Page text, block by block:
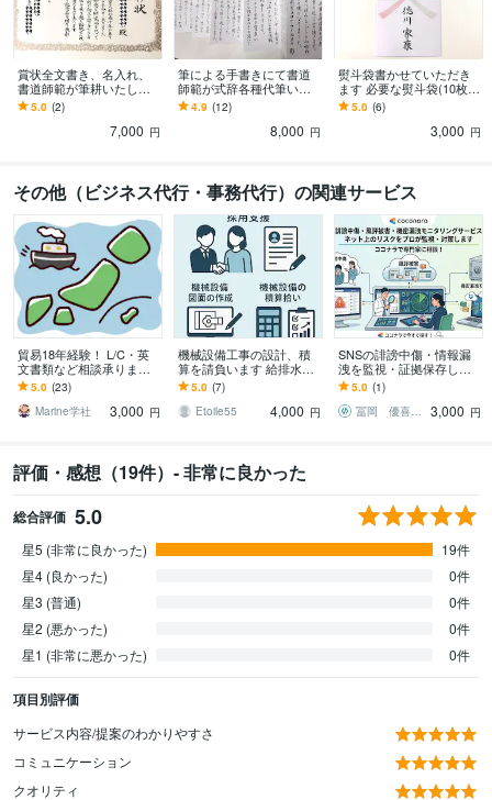
賞状全文書き、名入れ、
書道師範が筆耕いたしま
す 書道師範が、感謝状や
表彰状など手書き毛筆文
字にて筆耕します。
5.0 (2)
7,000 円
筆による手書きにて書道
師範が式辞各種代筆いた
します 謝辞、祝辞など、
筆耕のプロが心を込めて
丁寧に筆耕いたします。
4.9 (12)
8,000 円
熨斗袋書かせていただき
ます 必要な熨斗袋(10枚)
に表書きと名前入れいた
します
5.0 (6)
3,000 円
その他（ビジネス代行・事務代行）の関連サービス
貿易18年経験！ L/C・英
文書類など相談承ります
～初めてでも安心、輸出
現場で培った知識で全般
サポート～
5.0 (23)
Marine学社
3,000 円
機械設備工事の設計、積
算を請負います 給排水、
空調設備の設計や積算業
務を請負います
5.0 (7)
Etoile55
4,000 円
SNSの誹謗中傷・情報漏
洩を監視・証拠保存しま
す リスクを3段階で早期検
知・証拠保存します！分
析や対策案も！
5.0 (1)
冨岡 優喜（トミークリエイト代表）
3,000 円
評価・感想（19件）- 非常に良かった
総合評価 5.0
星5 (非常に良かった)
19件
星4 (良かった)
0件
星3 (普通)
0件
星2 (悪かった)
0件
星1 (非常に悪かった)
0件
項目別評価
サービス内容/提案のわかりやすさ
コミュニケーション
クオリティ